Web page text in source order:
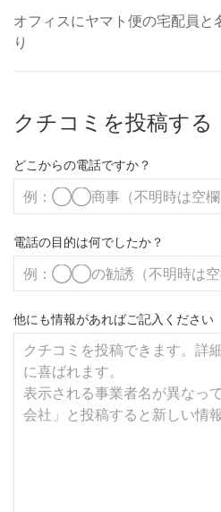
オフィスにヤマト便の宅配員
り
クチコミを投稿する
どこからの電話ですか？
電話の目的は何でしたか？
他にも情報があればご記入ください